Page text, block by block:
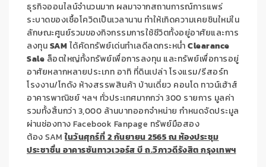
ธุรกิจออนไลน์จำนวนมาก ผลมาจากสถานการณ์การแพร่
ระบาดของเชื้อโควิดเป็นเวลานาน ทำให้เกิดความเคยชินใหม่ใน
ลักษณะศูนย์รวมของกิจกรรมการใช้ชีวิตทั้งอยู่อาศัยและการ
ลงทุนSAMได้คัดทรัพย์เด่นทำเลดีลดกระหน่ำClearance
Sale ล็อตใหญ่ทั้งทรัพย์เพื่อการลงทุน และทรัพย์เพื่อการอยู่
อาศัยหลากหลายประเภท อาทิ ที่ดินเปล่า โรงแรม/รีสอร์ท
โรงงาน/โกดัง ห้างสรรพสินค้า บ้านเดี่ยว คอนโด ทาวน์เฮ้าส์
อาคารพาณิชย์ ฯลฯ ทั่วประเทศมากกว่า 300 รายการ มูลค่า
รวมทั้งสิ้นกว่า 3,000 ล้านบาทออกจำหน่าย กำหนดจัดประมูล
ผ่านช่องทางFacebook Fanpage ทรัพย์มือสอง
ต้องSAM ในวันศุกร์ที่2กันยายน2565ณ ห้องประชุม
ประชาชื่นอาคารซันทาวเวอร์ส บี ถ.วิภาวดีรังสิต กรุงเทพฯ